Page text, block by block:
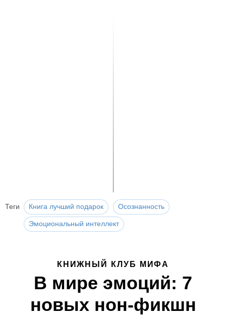
Теги Книга лучший подарок Осознанность
Эмоциональный интеллект
КНИЖНЫЙ КЛУБ МИФА
В мире эмоций: 7
новых нон-фикшн